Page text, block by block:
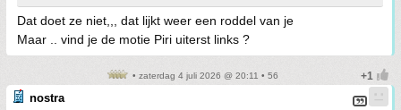
Dat doet ze niet,,, dat lijkt weer een roddel van je
Maar .. vind je de motie Piri uiterst links ?
• zaterdag 4 juli 2026 @ 20:11 • 56
nostra